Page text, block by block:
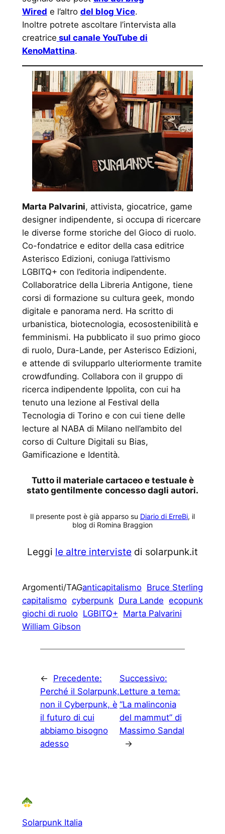
Wired e l’altro del blog Vice.
Inoltre potrete ascoltare l’intervista alla
creatrice sul canale YouTube di
KenoMattina.
Marta Palvarini, attivista, giocatrice, game
designer indipendente, si occupa di ricercare
le diverse forme storiche del Gioco di ruolo.
Co-fondatrice e editor della casa editrice
Asterisco Edizioni, coniuga l’attivismo
LGBITQ+ con l’editoria indipendente.
Collaboratrice della Libreria Antigone, tiene
corsi di formazione su cultura geek, mondo
digitale e panorama nerd. Ha scritto di
urbanistica, biotecnologia, ecosostenibilità e
femminismi. Ha pubblicato il suo primo gioco
di ruolo, Dura-Lande, per Asterisco Edizioni,
e attende di svilupparlo ulteriormente tramite
crowdfunding. Collabora con il gruppo di
ricerca indipendente Ippolita, con cui ha
tenuto una lezione al Festival della
Tecnologia di Torino e con cui tiene delle
lecture al NABA di Milano nell’ambito del
corso di Culture Digitali su Bias,
Gamificazione e Identità.
Tutto il materiale cartaceo e testuale è
stato gentilmente concesso dagli autori.
Il presente post è già apparso su Diario di ErreBi, il
blog di Romina Braggion
Leggi le altre interviste di solarpunk.it
Argomenti/TAGanticapitalismo Bruce Sterling
capitalismo cyberpunk Dura Lande ecopunk
giochi di ruolo LGBITQ+ Marta Palvarini
William Gibson
←
Precedente:
Perché il Solarpunk,
non il Cyberpunk, è
il futuro di cui
abbiamo bisogno
adesso
Successivo:
Letture a tema:
“La malinconia
del mammut” di
Massimo Sandal
→
Solarpunk Italia